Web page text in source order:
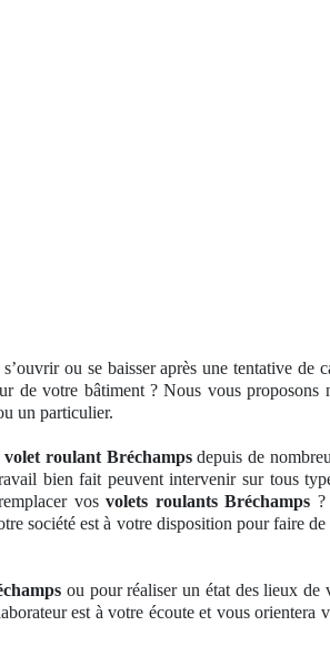
ou se baisser après une tentative de
de votre bâtiment? Nous vous proposons
un particulier.
volet roulant Bréchampsdepuis de
bien fait peuvent intervenir sur tous
vosvolets roulants Bréchamps ?
société est à votre disposition pour faire
ou pour réaliserun état des lieux de
est à votre écoute et vous orientera